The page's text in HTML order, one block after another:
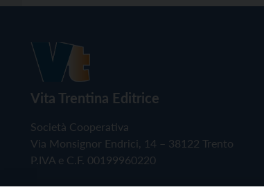
Vita Trentina Editrice
Società Cooperativa
Via Monsignor Endrici, 14 – 38122 Trento
P.IVA e C.F. 00199960220